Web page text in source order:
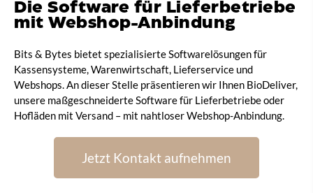
Die Software für Lieferbetriebe
mit Webshop-Anbindung
Bits & Bytes bietet spezialisierte Softwarelösungen für
Kassensysteme, Warenwirtschaft, Lieferservice und
Webshops. An dieser Stelle präsentieren wir Ihnen BioDeliver,
unsere maßgeschneiderte Software für Lieferbetriebe oder
Hofläden mit Versand – mit nahtloser Webshop-Anbindung.
Jetzt Kontakt aufnehmen